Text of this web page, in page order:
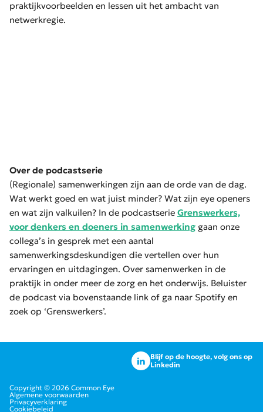
praktijkvoorbeelden en lessen uit het ambacht van
netwerkregie.
Over de podcastserie
(Regionale) samenwerkingen zijn aan de orde van de dag.
Wat werkt goed en wat juist minder? Wat zijn eye openers
en wat zijn valkuilen? In de podcastserie Grenswerkers,
voor denkers en doeners in samenwerking gaan onze
collega’s in gesprek met een aantal
samenwerkingsdeskundigen die vertellen over hun
ervaringen en uitdagingen. Over samenwerken in de
praktijk in onder meer de zorg en het onderwijs. Beluister
de podcast via bovenstaande link of ga naar Spotify en
zoek op ‘Grenswerkers’.
Copyright © 2026 Common Eye
Algemene voorwaarden
Privacyverklaring
Cookiebeleid
Blijf op de hoogte, volg ons op
Linkedin